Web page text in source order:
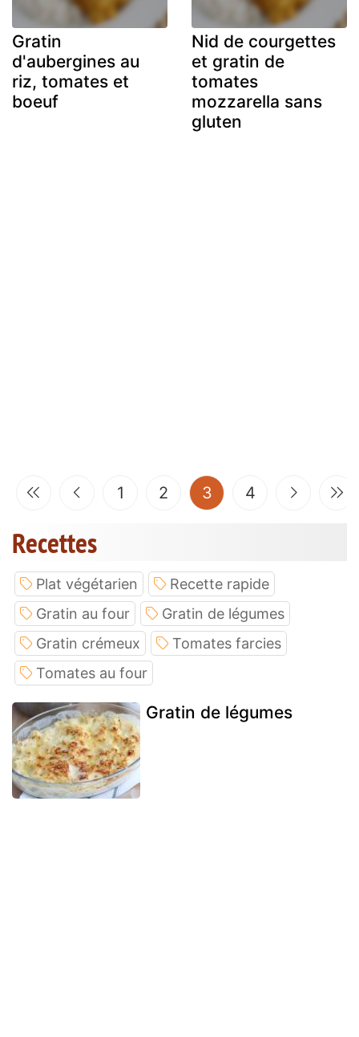
Gratin
d'aubergines au
riz, tomates et
boeuf
Nid de courgettes
et gratin de
tomates
mozzarella sans
gluten
1 2 3(current)
4
Recettes
Plat végétarien
Recette rapide
Gratin au four
Gratin de légumes
Gratin crémeux
Tomates farcies
Tomates au four
Gratin de légumes